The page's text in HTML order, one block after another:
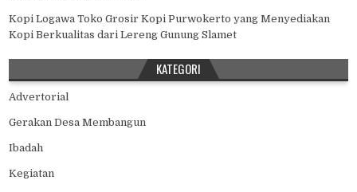
Kopi Logawa Toko Grosir Kopi Purwokerto yang Menyediakan
Kopi Berkualitas dari Lereng Gunung Slamet
KATEGORI
Advertorial
Gerakan Desa Membangun
Ibadah
Kegiatan